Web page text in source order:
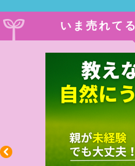
いま売れて